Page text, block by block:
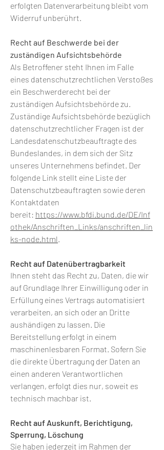
erfolgten Datenverarbeitung bleibt vom
Widerruf unberührt.
Recht auf Beschwerde bei der
zuständigen Aufsichtsbehörde
Als Betroffener steht Ihnen im Falle
eines datenschutzrechtlichen Verstoßes
ein Beschwerderecht bei der
zuständigen Aufsichtsbehörde zu.
Zuständige Aufsichtsbehörde bezüglich
datenschutzrechtlicher Fragen ist der
Landesdatenschutzbeauftragte des
Bundeslandes, in dem sich der Sitz
unseres Unternehmens befindet. Der
folgende Link stellt eine Liste der
Datenschutzbeauftragten sowie deren
Kontaktdaten
bereit: https://www.bfdi.bund.de/DE/Inf
othek/Anschriften_Links/anschriften_lin
ks-node.html.
Recht auf Datenübertragbarkeit
Ihnen steht das Recht zu, Daten, die wir
auf Grundlage Ihrer Einwilligung oder in
Erfüllung eines Vertrags automatisiert
verarbeiten, an sich oder an Dritte
aushändigen zu lassen. Die
Bereitstellung erfolgt in einem
maschinenlesbaren Format. Sofern Sie
die direkte Übertragung der Daten an
einen anderen Verantwortlichen
verlangen, erfolgt dies nur, soweit es
technisch machbar ist.
Recht auf Auskunft, Berichtigung,
Sperrung, Löschung
Sie haben jederzeit im Rahmen der